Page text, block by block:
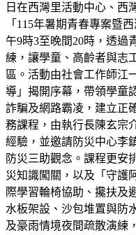
日在西灣里活動中心、西
「115年暑期青春專案暨
午9時3至晚間20時，透過
練，讓學童、高齡者與志
區。活動由社會工作師江
導」揭開序幕，帶領學童
詐騙及網路霸凌，建立正
務課程，由執行長陳玄宗
經驗，並邀請防災中心李
防災三助觀念。課程更安
災知識闖關，以及「守護
際學習輪椅協助、攙扶及
水板架設、沙包堆置與防
及豪雨情境夜間疏散演練